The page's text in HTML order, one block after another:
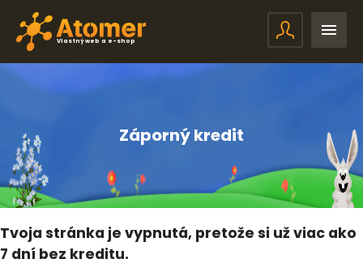
Vlastný web a e-shop
Záporný kredit
Tvoja stránka je vypnutá, pretože si už viac ako
7 dní bez kreditu.